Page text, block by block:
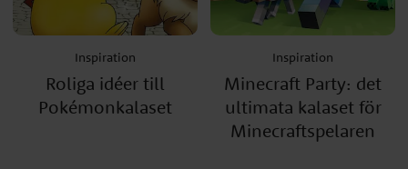
Inspiration
Roliga idéer till
Pokémonkalaset
Inspiration
Minecraft Party: det
ultimata kalaset för
Minecraftspelaren